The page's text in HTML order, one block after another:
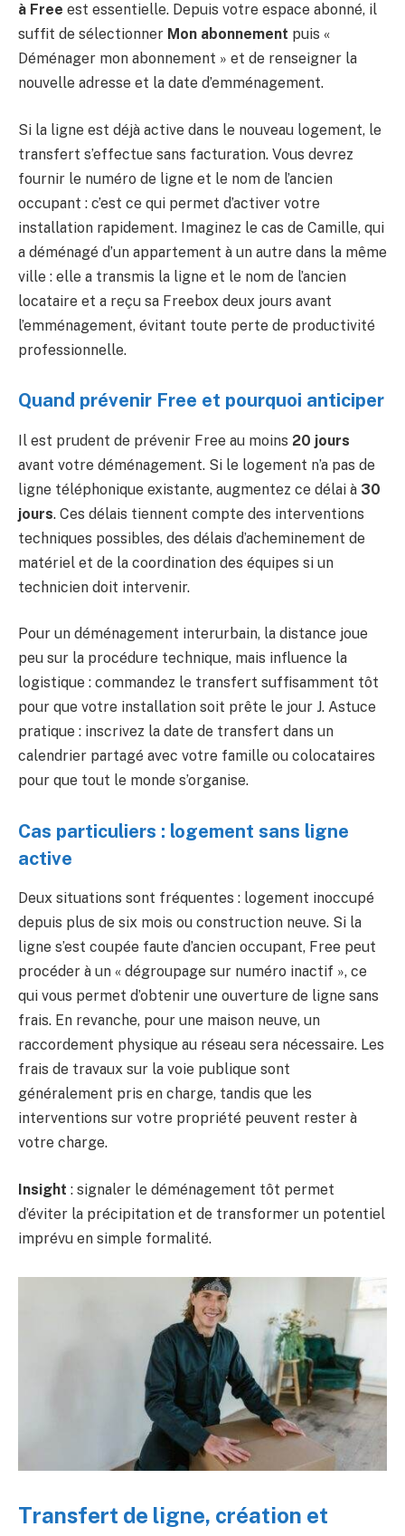
à Free est essentielle. Depuis votre espace abonné, il
suffit de sélectionner Mon abonnement puis «
Déménager mon abonnement » et de renseigner la
nouvelle adresse et la date d’emménagement.
Si la ligne est déjà active dans le nouveau logement, le
transfert s’effectue sans facturation. Vous devrez
fournir le numéro de ligne et le nom de l’ancien
occupant : c’est ce qui permet d’activer votre
installation rapidement. Imaginez le cas de Camille, qui
a déménagé d’un appartement à un autre dans la même
ville : elle a transmis la ligne et le nom de l’ancien
locataire et a reçu sa Freebox deux jours avant
l’emménagement, évitant toute perte de productivité
professionnelle.
Quand prévenir Free et pourquoi anticiper
Il est prudent de prévenir Free au moins 20 jours
avant votre déménagement. Si le logement n’a pas de
ligne téléphonique existante, augmentez ce délai à 30
jours. Ces délais tiennent compte des interventions
techniques possibles, des délais d’acheminement de
matériel et de la coordination des équipes si un
technicien doit intervenir.
Pour un déménagement interurbain, la distance joue
peu sur la procédure technique, mais influence la
logistique : commandez le transfert suffisamment tôt
pour que votre installation soit prête le jour J. Astuce
pratique : inscrivez la date de transfert dans un
calendrier partagé avec votre famille ou colocataires
pour que tout le monde s’organise.
Cas particuliers : logement sans ligne
active
Deux situations sont fréquentes : logement inoccupé
depuis plus de six mois ou construction neuve. Si la
ligne s’est coupée faute d’ancien occupant, Free peut
procéder à un « dégroupage sur numéro inactif », ce
qui vous permet d’obtenir une ouverture de ligne sans
frais. En revanche, pour une maison neuve, un
raccordement physique au réseau sera nécessaire. Les
frais de travaux sur la voie publique sont
généralement pris en charge, tandis que les
interventions sur votre propriété peuvent rester à
votre charge.
Insight : signaler le déménagement tôt permet
d’éviter la précipitation et de transformer un potentiel
imprévu en simple formalité.
Transfert de ligne, création et